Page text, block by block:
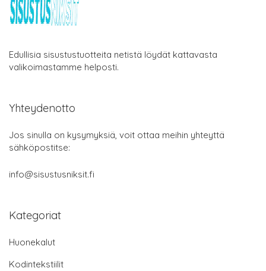
Edullisia sisustustuotteita netistä löydät kattavasta
valikoimastamme helposti.
Yhteydenotto
Jos sinulla on kysymyksiä, voit ottaa meihin yhteyttä
sähköpostitse:
info@sisustusniksit.fi
Kategoriat
Huonekalut
Kodintekstiilit